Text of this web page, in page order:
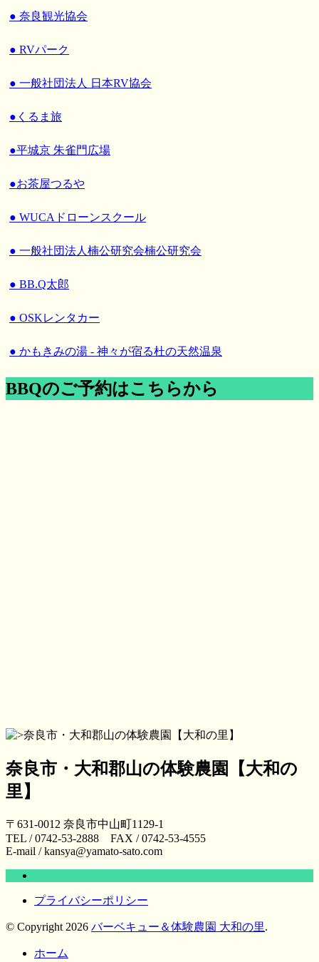
● 奈良観光協会
● RVパーク
● 一般社団法人 日本RV協会
●くるま旅
●平城京 朱雀門広場
●お茶屋つるや
● WUCAドローンスクール
● 一般社団法人楠公研究会楠公研究会
● BB.Q太郎
● OSKレンタカー
● かもきみの湯 - 神々が宿る杜の天然温泉
BBQのご予約はこちらから
奈良市・大和郡山の体験農園【大和の
里】
〒631-0012 奈良市中山町1129-1
TEL / 0742-53-2888 FAX / 0742-53-4555
E-mail / kansya@yamato-sato.com
プライバシーポリシー
© Copyright 2026 バーベキュー＆体験農園 大和の里.
ホーム